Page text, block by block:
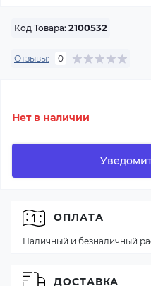
Код Товара: 2100532
Отзывы: 0
Нет в наличии
ОПЛАТА
Наличный и безналичный
ДОСТАВКА